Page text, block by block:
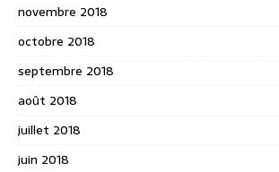
novembre 2018
octobre 2018
septembre 2018
août 2018
juillet 2018
juin 2018